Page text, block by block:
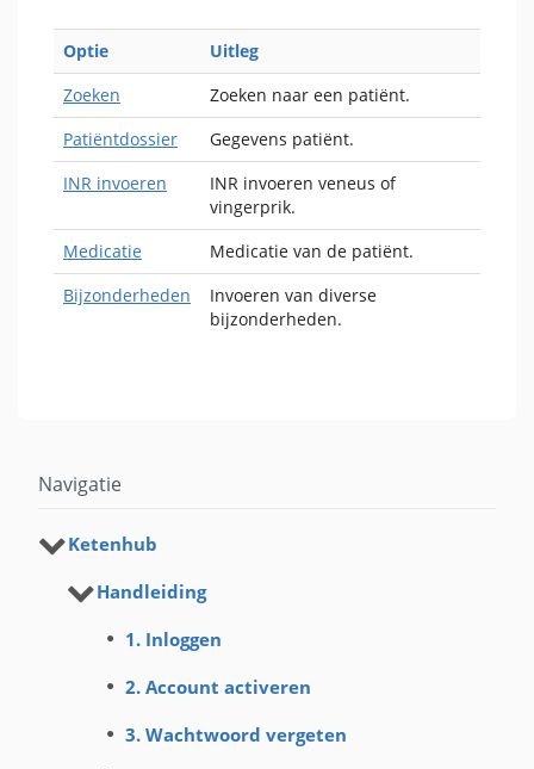
Optie
Uitleg
Zoeken
Zoeken naar een patiënt.
Patiëntdossier
Gegevens patiënt.
INR invoeren
INR invoeren veneus of
vingerprik.
Medicatie
Medicatie van de patiënt.
Bijzonderheden
Invoeren van diverse
bijzonderheden.
Navigatie
Ketenhub
Handleiding
1. Inloggen
2. Account activeren
3. Wachtwoord vergeten